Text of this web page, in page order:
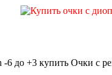
6 до +3 купить Очки с